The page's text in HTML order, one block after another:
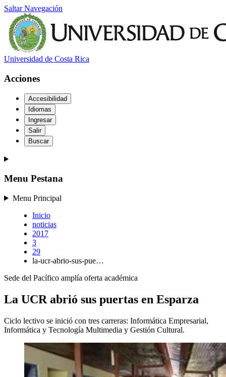
Saltar Navegación
Universidad de Costa Rica
Acciones
Accesibilidad
Idiomas
Ingresar
Salir
Buscar
Menu Pestana
Menu Principal
Inicio
noticias
2017
3
29
la-ucr-abrio-sus-pue…
Sede del Pacífico amplía oferta académica
La UCR abrió sus puertas en Esparza
Ciclo lectivo se inició con tres carreras: Informática Empresarial,
Informática y Tecnología Multimedia y Gestión Cultural.